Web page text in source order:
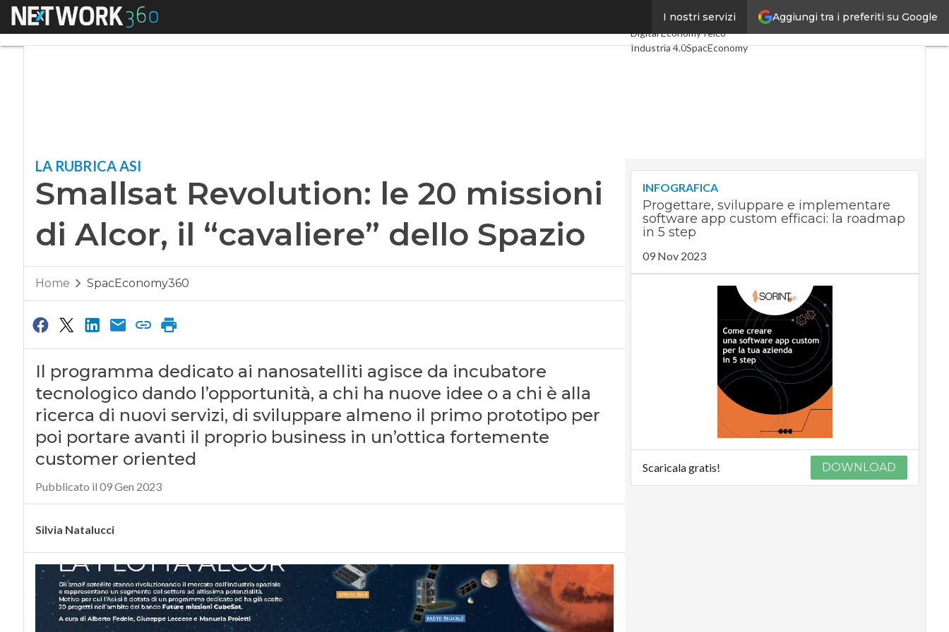
Aggiungi tra i preferiti su Google
I nostri servizi
Menu
Ultimi articoli
Digital EconomyTelco
Industria 4.0SpacEconomy
LA RUBRICA ASI
Smallsat Revolution: le 20 missioni
di Alcor, il “cavaliere” dello Spazio
Home SpacEconomy360
Il programma dedicato ai nanosatelliti agisce da incubatore
tecnologico dando l’opportunità, a chi ha nuove idee o a chi è alla
ricerca di nuovi servizi, di sviluppare almeno il primo prototipo per
poi portare avanti il proprio business in un’ottica fortemente
customer oriented
Pubblicato il 09 Gen 2023
Silvia Natalucci
INFOGRAFICA
Progettare, sviluppare e implementare
software app custom efficaci: la roadmap
in 5 step
09 Nov 2023
Scaricala gratis! DOWNLOAD